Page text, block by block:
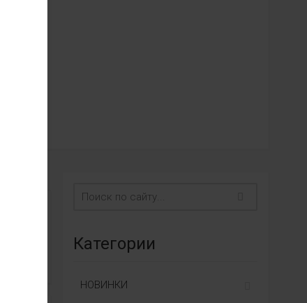
Категории
НОВИНКИ